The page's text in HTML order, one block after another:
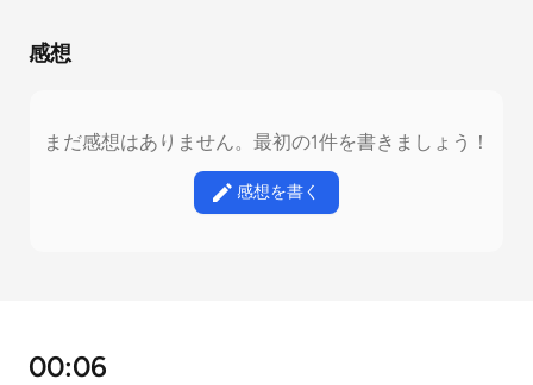
感想
まだ感想はありません。最初の1件を書きましょう！
感想を書く
00:06